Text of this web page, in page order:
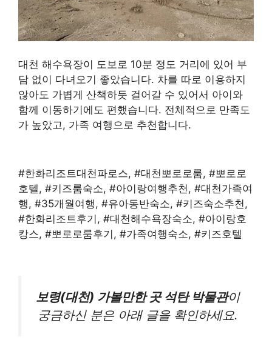
대천 해수욕장이 도보로 10분 정도 거리에 있어 부
담 없이 다녀오기 좋았습니다. 차를 따로 이용하지
않아도 가볍게 산책하듯 걸어갈 수 있어서 아이와
함께 이동하기에도 편했습니다. 전체적으로 만족도
가 높았고, 가족 여행으로 추천합니다.
#한화리조트대천파로스, #대천뽀로로룸, #뽀로로
호텔, #키즈룸숙소, #아이랑여행추천, #대천가족여
행, #35개월여행, #유아동반숙소, #키즈숙소추천,
#한화리조트후기, #대천해수욕장숙소, #아이랑호
캉스, #뽀로로룸후기, #가족여행숙소, #키즈호텔
보령(대천) 가볼만한 곳 석탄 박물관이
궁금하신 분은 아래 글을 확인하세요.